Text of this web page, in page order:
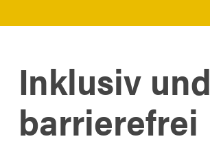
Inklusiv und
barrierefrei